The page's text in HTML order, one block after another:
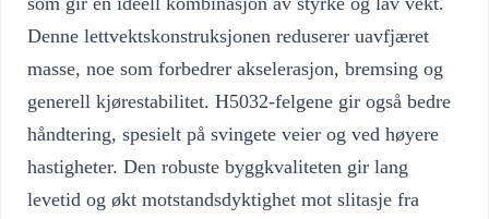
Denne lettvektskonstruksjonen reduserer uavfjæret
masse, noe som forbedrer akselerasjon, bremsing og
generell kjørestabilitet. H5032-felgene gir også bedre
håndtering, spesielt på svingete veier og ved høyere
hastigheter. Den robuste byggkvaliteten gir lang
levetid og økt motstandsdyktighet mot slitasje fra